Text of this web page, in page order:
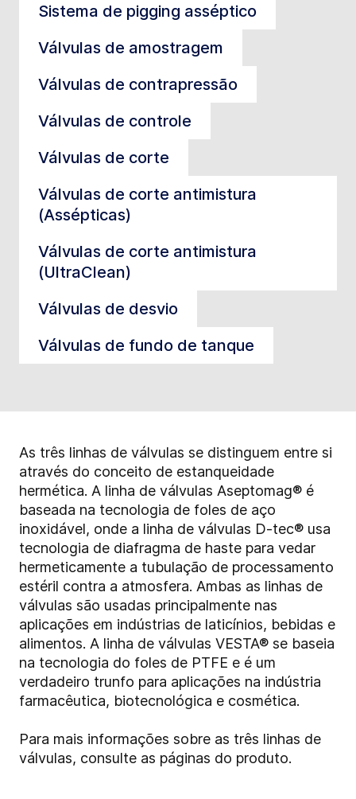
Sistema de pigging asséptico
Válvulas de amostragem
Válvulas de contrapressão
Válvulas de controle
Válvulas de corte
Válvulas de corte antimistura
(Assépticas)
Válvulas de corte antimistura
(UltraClean)
Válvulas de desvio
Válvulas de fundo de tanque
As três linhas de válvulas se distinguem entre si
através do conceito de estanqueidade
hermética. A linha de válvulas Aseptomag® é
baseada na tecnologia de foles de aço
inoxidável, onde a linha de válvulas D-tec® usa
tecnologia de diafragma de haste para vedar
hermeticamente a tubulação de processamento
estéril contra a atmosfera. Ambas as linhas de
válvulas são usadas principalmente nas
aplicações em indústrias de laticínios, bebidas e
alimentos. A linha de válvulas VESTA® se baseia
na tecnologia do foles de PTFE e é um
verdadeiro trunfo para aplicações na indústria
farmacêutica, biotecnológica e cosmética.
Para mais informações sobre as três linhas de
válvulas, consulte as páginas do produto.